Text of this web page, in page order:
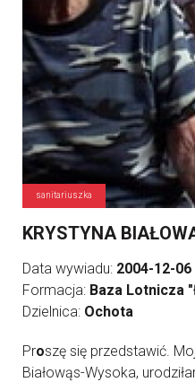
sanitariuszka
KRYSTYNA
Data wywiadu: 2004-12-06
Formacja: Baza Lotnicza
Dzielnica: Ochota
Proszę się przedstawić.
Białowąs-Wysoka,